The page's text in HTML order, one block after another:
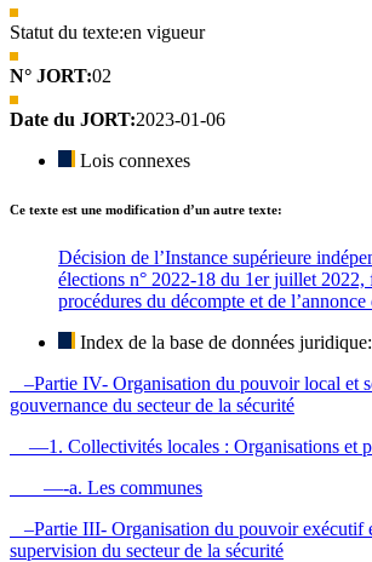
Statut du texte:en vigueur
N° JORT:02
Date du JORT:2023-01-06
Lois connexes
Ce texte est une modification d’un autre texte:
Décision de l’Instance supérieure
élections n° 2022-18 du 1er juillet 2022,
procédures du décompte et de l’annonce
Index de la base de données juridique:
–Partie IV- Organisation du pouvoir local et
gouvernance du secteur de la sécurité
—1. Collectivités locales : Organisations et
—-a. Les communes
–Partie III- Organisation du pouvoir exécutif
supervision du secteur de la sécurité